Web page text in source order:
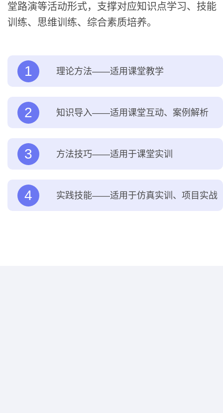
堂路演等活动形式，支撑对应知识点学习、技能
训练、思维训练、综合素质培养。
1 理论方法——适用课堂教学
2 知识导入——适用课堂互动、案例解析
3 方法技巧——适用于课堂实训
4 实践技能——适用于仿真实训、项目实战